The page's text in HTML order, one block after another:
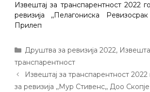
Извештај за транспарентност 2022
ревизија ,,Пелагониска
Прилеп
Categories
Друштва за ревизија 2022,
транспарентност
Post
navigation
Извештај за транспарентност
за ревизија ,,Мур Стивенс,, Доо Скопје